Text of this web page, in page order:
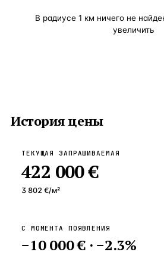
В радиусе 1 км ничего не
увеличить
История цены
ТЕКУЩАЯ ЗАПРАШИВАЕМАЯ
422 000 €
3 802 €/м²
С МОМЕНТА ПОЯВЛЕНИЯ
−10 000 €· −2.3%